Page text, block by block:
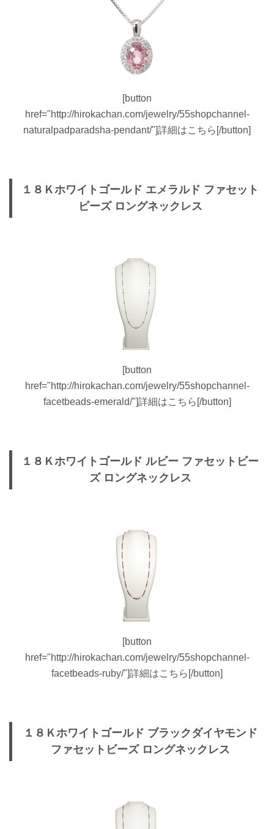
[button
href="http://hirokachan.com/jewelry/55shopchannel-
naturalpadparadsha-pendant/"]詳細はこちら[/button]
１８Ｋホワイトゴールド エメラルド ファセット
ビーズ ロングネックレス
[button
href="http://hirokachan.com/jewelry/55shopchannel-
facetbeads-emerald/"]詳細はこちら[/button]
１８Ｋホワイトゴールド ルビー ファセットビー
ズ ロングネックレス
[button
href="http://hirokachan.com/jewelry/55shopchannel-
facetbeads-ruby/"]詳細はこちら[/button]
１８Ｋホワイトゴールド ブラックダイヤモンド
ファセットビーズ ロングネックレス